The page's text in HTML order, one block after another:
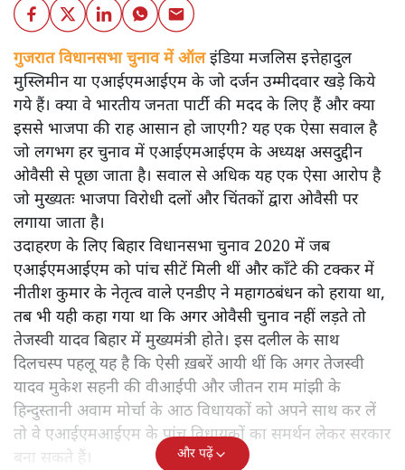
गुजरात विधानसभा चुनाव में ऑल इंडिया मजलिस इत्तेहादुल
मुस्लिमीन या एआईएमआईएम के जो दर्जन उम्मीदवार खडे़ किये
गये हैं। क्या वे भारतीय जनता पार्टी की मदद के लिए हैं और क्या
इससे भाजपा की राह आसान हो जाएगी? यह एक ऐसा सवाल है
जो लगभग हर चुनाव में एआईएमआईएम के अध्यक्ष असदुद्दीन
ओवैसी से पूछा जाता है। सवाल से अधिक यह एक ऐसा आरोप है
जो मुख्यतः भाजपा विरोधी दलों और चिंतकों द्वारा ओवैसी पर
लगाया जाता है।
उदाहरण के लिए बिहार विधानसभा चुनाव 2020 में जब
एआईएमआईएम को पांच सीटें मिली थीं और काँटे की टक्कर में
नीतीश कुमार के नेतृत्व वाले एनडीए ने महागठबंधन को हराया था,
तब भी यही कहा गया था कि अगर ओवैसी चुनाव नहीं लड़ते तो
तेजस्वी यादव बिहार में मुख्यमंत्री होते। इस दलील के साथ
दिलचस्प पहलू यह है कि ऐसी ख़बरें आयी थीं कि अगर तेजस्वी
यादव मुकेश सहनी की वीआईपी और जीतन राम मांझी के
हिन्दुस्तानी अवाम मोर्चा के आठ विधायकों को अपने साथ कर लें
तो वे एआईएमआईएम के पांच विधायकों का समर्थन लेकर सरकार
बना सकते हैं।
और पढ़ें